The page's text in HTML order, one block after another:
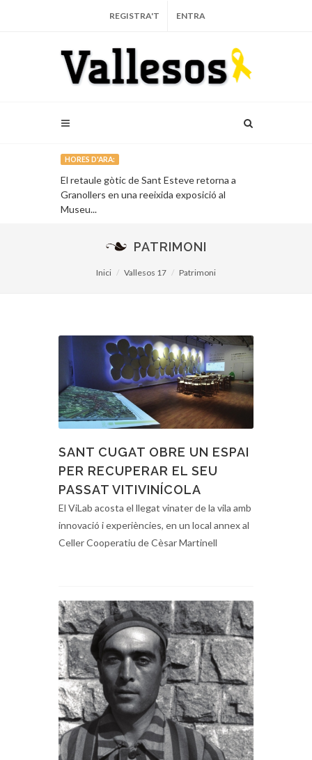
REGISTRA'T ENTRA
HORES D'ARA:
El retaule gòtic de Sant Esteve retorna a
Granollers en una reeixida exposició al
Museu...
PATRIMONI
Inici Vallesos 17 Patrimoni
SANT CUGAT OBRE UN ESPAI
PER RECUPERAR EL SEU
PASSAT VITIVINÍCOLA
El ViLab acosta el llegat vinater de la vila amb
innovació i experiències, en un local annex al
Celler Cooperatiu de Cèsar Martinell